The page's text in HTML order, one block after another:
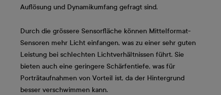
Auflösung und Dynamikumfang gefragt sind.
Durch die grössere Sensorfläche können Mittelformat-
Sensoren mehr Licht einfangen, was zu einer sehr guten
Leistung bei schlechten Lichtverhältnissen führt. Sie
bieten auch eine geringere Schärfentiefe, was für
Porträtaufnahmen von Vorteil ist, da der Hintergrund
besser verschwimmen kann.